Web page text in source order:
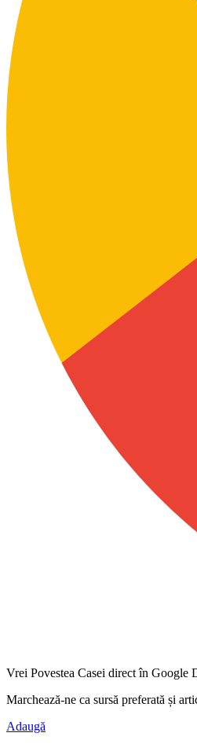
Vrei Povestea Casei direct în Google
Marchează-ne ca sursă preferată și
Adaugă